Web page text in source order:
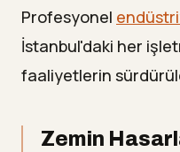
Profesyonel
İstanbul'daki her
faaliyetlerin
Zemin